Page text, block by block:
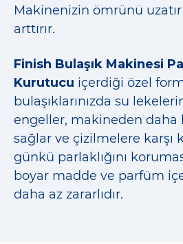
Makinenizin ömrünü uzatır
arttırır.
Finish Bulaşık Makinesi
Kurutucu içerdiği özel
bulaşıklarınızda su
engeller, makineden daha
sağlar ve çizilmelere karşı
günkü parlaklığını
boyar madde ve parfüm
daha az zararlıdır.